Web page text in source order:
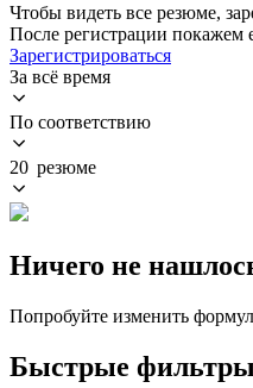
Чтобы видеть все резюме,
После регистрации покажем
Зарегистрироваться
За всё время
По соответствию
20 резюме
Ничего не
Попробуйте изменить
Быстрые фильтры